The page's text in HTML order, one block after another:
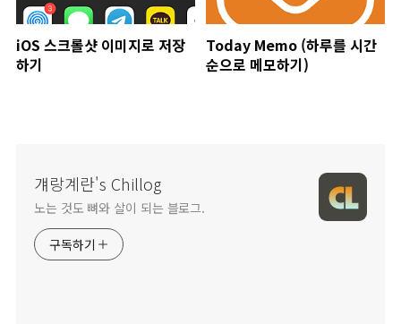
iOS 스크롤샷 이미지로 저장
하기
Today Memo (하루를 시간
순으로 메모하기)
걔랑계란's Chillog
노는 것도 뼈와 살이 되는 블로그.
구독하기